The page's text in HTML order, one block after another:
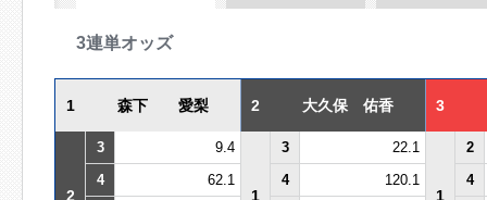
3連単オッズ
1 森下 愛梨 2 大久保 佑香 3
2
3 9.4
1
3 22.1
1
2
4
62.1 4 120.1
4